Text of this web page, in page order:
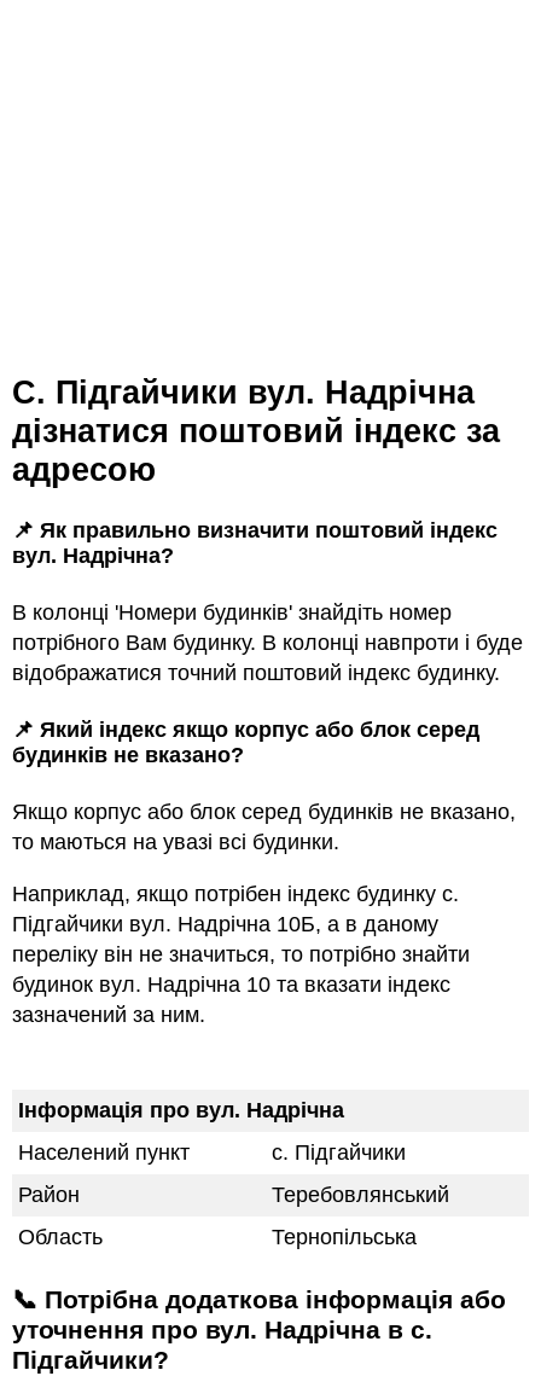
с. Підгайчики вул. Надрічна
дізнатися поштовий індекс за
адресою
📌 Як правильно визначити поштовий індекс
вул. Надрічна?
В колонці 'Номери будинків' знайдіть номер
потрібного Вам будинку. В колонці навпроти і буде
відображатися точний поштовий індекс будинку.
📌 Який індекс якщо корпус або блок серед
будинкiв не вказано?
Якщо корпус або блок серед будинкiв не вказано,
то маються на увазi всi будинки.
Наприклад, якщо потрiбен індекс будинку с.
Підгайчики вул. Надрічна 10Б, а в даному
переліку він не значиться, то потрібно знайти
будинок вул. Надрічна 10 та вказати індекс
зазначений за ним.
Інформація про вул. Надрічна
Населений пункт
с. Підгайчики
Район
Теребовлянський
Область
Тернопільська
📞 Потрібна додаткова інформація або
уточнення про вул. Надрічна в с.
Підгайчики?